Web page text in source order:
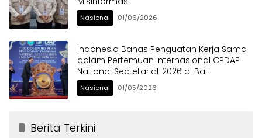
Nasional 01/06/2026
Indonesia Bahas Penguatan Kerja Sama
dalam Pertemuan Internasional CPDAP
National Sectetariat 2026 di Bali
Nasional 01/05/2026
Berita Terkini